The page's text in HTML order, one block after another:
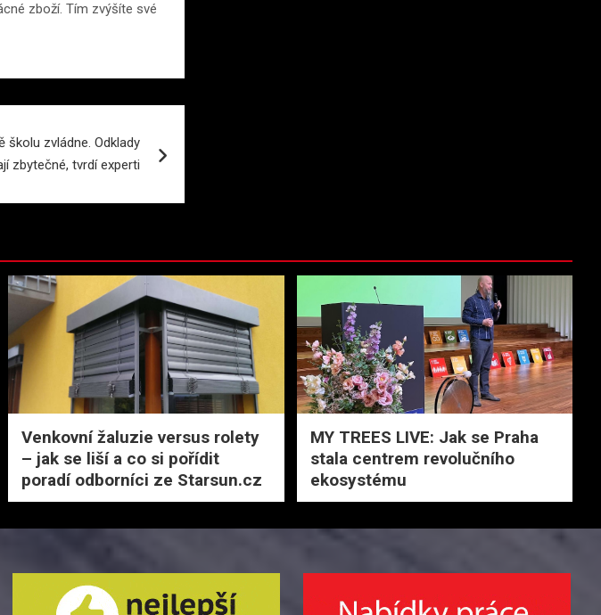
zboží. Tím zvýšíte své
školu zvládne. Odklady
zbytečné, tvrdí experti
Venkovní žaluzie versus rolety
– jak se liší a co si pořídit
poradí odborníci ze Starsun.cz
MY TREES LIVE: Jak se Praha
stala centrem revolučního
ekosystému